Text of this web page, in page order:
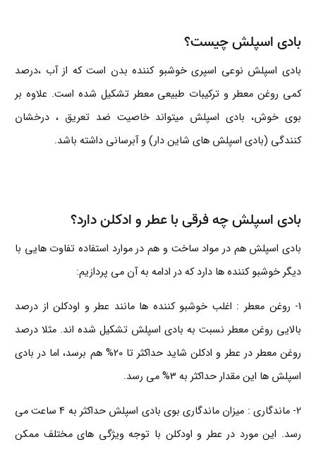
بادی اسپلش چیست؟
بادی اسپلش نوعی اسپری خوشبو کننده بدن است که از آب ،درصد
کمی روغن معطر و ترکیبات طبیعی معطر تشکیل شده است. علاوه بر
بوی خوش، بادی اسپلش میتواند خاصیت ضد تعریق ، درخشان
کنندگی (بادی اسپلش های شاین دار) و آبرسانی داشته باشد.
بادی اسپلش چه فرقی با عطر و ادکلن دارد؟
بادی اسپلش هم در مواد ساخت و هم در موارد استفاده تفاوت هایی با
دیگر خوشبو کننده ها دارد که در ادامه به آن می پردازیم:
1- روغن معطر : اغلب خوشبو کننده ها مانند عطر و اودکلن از درصد
بالایی روغن معطر نسبت به بادی اسپلش تشکیل شده اند. مثلا درصد
روغن معطر در عطر و ادکلن شاید حداکثر تا 20% هم برسد، اما در بادی
اسپلش ها این مقدار حداکثر به 3% می رسد.
2- ماندگاری
: میزان ماندگاری بوی بادی اسپلش حداکثر به 4 ساعت می
رسد. این مورد در عطر و اودکلن با توجه ویژگی های مختلف ممکن